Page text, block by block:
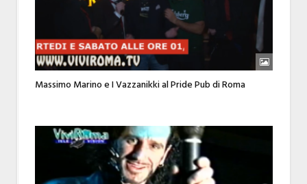
Massimo Marino e I Vazzanikki al Pride Pub di Roma